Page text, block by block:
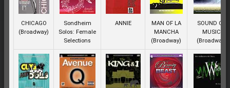
CHICAGO
(Broadway)
Sondheim
Solos: Female
Selections
ANNIE
MAN OF LA
MANCHA
(Broadway)
SOUND OF
MUSIC
(Broadway)